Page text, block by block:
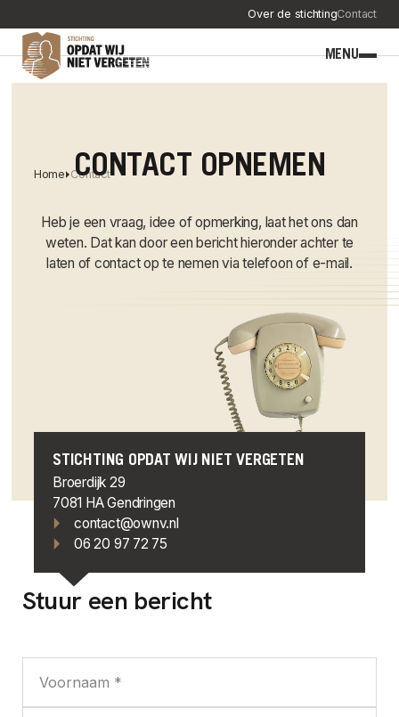
Over de stichtingContact
MENU
CONTACT OPNEMEN
Heb je een vraag, idee of opmerking, laat het ons dan
weten. Dat kan door een bericht hieronder achter te
laten of contact op te nemen via telefoon of e-mail.
Home Contact
Stuur een bericht
STICHTING OPDAT WIJ NIET VERGETEN
Broerdijk 29
7081 HA Gendringen
contact@ownv.nl
06 20 97 72 75